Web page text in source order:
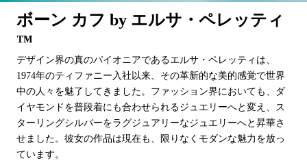
ボーン カフ by エルサ・ペレッティ
™
デザイン界の真のパイオニアであるエルサ・ペレッティは、
1974年のティファニー入社以来、その革新的な美的感覚で世界
中の人々を魅了してきました。ファッション界においても、ダ
イヤモンドを普段着にも合わせられるジュエリーへと変え、ス
ターリングシルバーをラグジュアリーなジュエリーへと昇華さ
せました。彼女の作品は現在も、限りなくモダンな魅力を放っ
ています。